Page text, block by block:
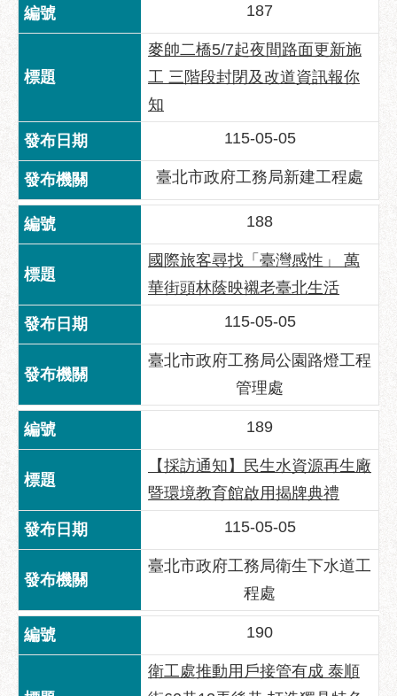
站
導
回
頁
English
台
北
通
台
服
務
見
問
答
雙
語
詞
彙
陳
系
統
187
麥帥二橋5/7起夜間路面更新施
工 三階段封閉及改道資訊報你
知
115-05-05
臺北市政府工務局新建工程處
188
國際旅客尋找「臺灣感性」 萬
華街頭林蔭映襯老臺北生活
115-05-05
臺北市政府工務局公園路燈工程
管理處
189
【採訪通知】民生水資源再生廠
暨環境教育館啟用揭牌典禮
115-05-05
臺北市政府工務局衛生下水道工
程處
190
衛工處推動用戶接管有成 泰順